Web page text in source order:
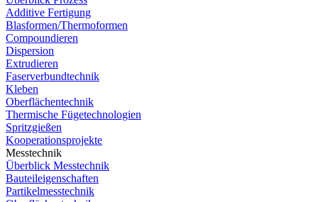
Additive Fertigung
Blasformen/Thermoformen
Compoundieren
Dispersion
Extrudieren
Faserverbundtechnik
Kleben
Oberflächentechnik
Thermische Fügetechnologien
Spritzgießen
Kooperationsprojekte
Messtechnik
Überblick Messtechnik
Bauteileigenschaften
Partikelmesstechnik